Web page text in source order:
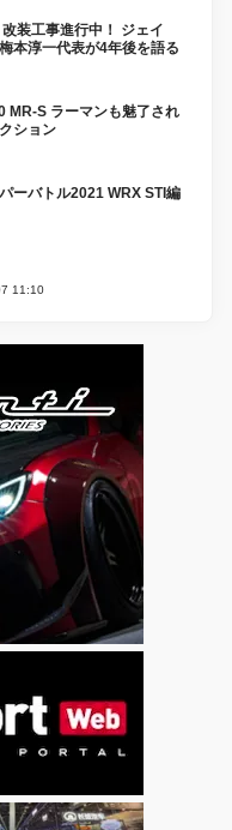
装工事進行中！ ジェイ
本淳一代表が4年後を語る
MR-S ラーマンも魅了され
ション
ーバトル2021 WRX STI編
11:10